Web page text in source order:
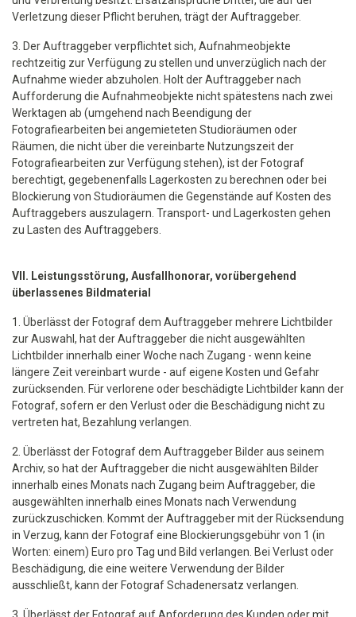
Verletzung dieser Pflicht beruhen, trägt der Auftraggeber.
3. Der Auftraggeber verpflichtet sich, Aufnahmeobjekte
rechtzeitig zur Verfügung zu stellen und unverzüglich nach der
Aufnahme wieder abzuholen. Holt der Auftraggeber nach
Aufforderung die Aufnahmeobjekte nicht spätestens nach zwei
Werktagen ab (umgehend nach Beendigung der
Fotografiearbeiten bei angemieteten Studioräumen oder
Räumen, die nicht über die vereinbarte Nutzungszeit der
Fotografiearbeiten zur Verfügung stehen), ist der Fotograf
berechtigt, gegebenenfalls Lagerkosten zu berechnen oder bei
Blockierung von Studioräumen die Gegenstände auf Kosten des
Auftraggebers auszulagern. Transport- und Lagerkosten gehen
zu Lasten des Auftraggebers.
VII. Leistungsstörung, Ausfallhonorar, vorübergehend
überlassenes Bildmaterial
1. Überlässt der Fotograf dem Auftraggeber mehrere Lichtbilder
zur Auswahl, hat der Auftraggeber die nicht ausgewählten
Lichtbilder innerhalb einer Woche nach Zugang - wenn keine
längere Zeit vereinbart wurde - auf eigene Kosten und Gefahr
zurücksenden. Für verlorene oder beschädigte Lichtbilder kann der
Fotograf, sofern er den Verlust oder die Beschädigung nicht zu
vertreten hat, Bezahlung verlangen.
2. Überlässt der Fotograf dem Auftraggeber Bilder aus seinem
Archiv, so hat der Auftraggeber die nicht ausgewählten Bilder
innerhalb eines Monats nach Zugang beim Auftraggeber, die
ausgewählten innerhalb eines Monats nach Verwendung
zurückzuschicken. Kommt der Auftraggeber mit der Rücksendung
in Verzug, kann der Fotograf eine Blockierungsgebühr von 1 (in
Worten: einem) Euro pro Tag und Bild verlangen. Bei Verlust oder
Beschädigung, die eine weitere Verwendung der Bilder
ausschließt, kann der Fotograf Schadenersatz verlangen.